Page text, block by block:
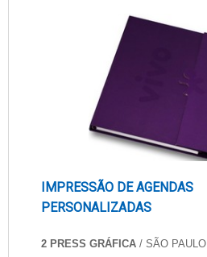
comercial. Também conhec....
IMPRESSÃO DE AGENDAS
PERSONALIZADAS
2 PRESS GRÁFICA / SÃO